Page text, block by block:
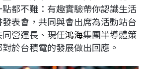
都不難：有趣實驗帶你認識生活
表會，共同與會出席為活動站台
營運長、現任鴻海集團半導體策
於台積電的發展做出回應。